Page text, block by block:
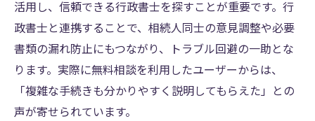
活用し、信頼できる行政書士を探すことが重要です。行
政書士と連携することで、相続人同士の意見調整や必要
書類の漏れ防止にもつながり、トラブル回避の一助とな
ります。実際に無料相談を利用したユーザーからは、
「複雑な手続きも分かりやすく説明してもらえた」との
声が寄せられています。